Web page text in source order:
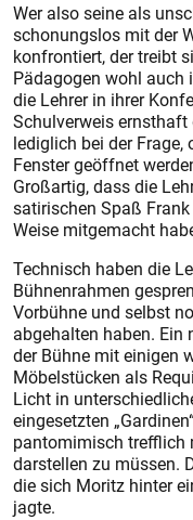
Wer also seine als
schonungslos mit der
konfrontiert, der treibt
Pädagogen wohl auch
die Lehrer in ihrer
Schulverweis ernsthaft
lediglich bei der Frage,
Fenster geöffnet
Großartig, dass die
satirischen Spaß
Weise mitgemacht
Technisch haben die
Bühnenrahmen
Vorbühne und selbst
abgehalten haben. Ein
der Bühne mit einigen
Möbelstücken als
Licht in
eingesetzten
pantomimisch trefflich
darstellen zu müssen.
die sich Moritz hinter
jagte.